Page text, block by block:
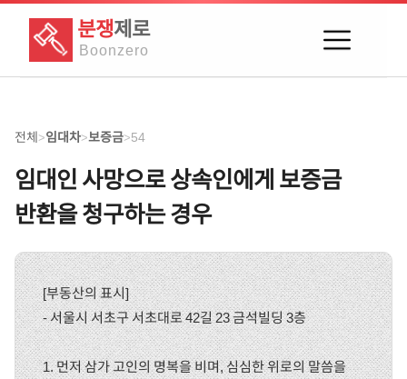
분쟁제로
Boonzero
전체>임대차>보증금>54
임대인 사망으로 상속인에게 보증금
반환을 청구하는 경우
[부동산의 표시]
- 서울시 서초구 서초대로 42길 23 금석빌딩 3층
1. 먼저 삼가 고인의 명복을 비며, 심심한 위로의 말씀을